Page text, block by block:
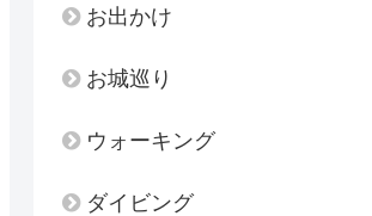
お出かけ
お城巡り
ウォーキング
ダイビング